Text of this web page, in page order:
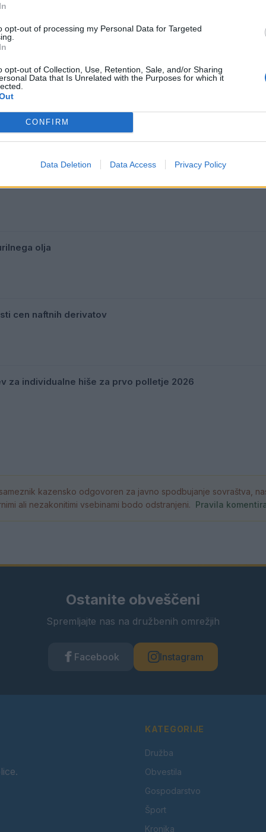
opt-out of processing my Personal Data for Targeted
opt-out of Collection, Use, Retention, Sale, and/or Sharing
Data that Is Unrelated with the Purposes for which it
CONFIRM
Data Deletion Data Access Privacy Policy
o sofinanciranju s strani MNVP.
dizla in kurilnega olja
olja
cen naftnih derivatov
za individualne hiše za prvo polletje 2026
kazensko odgovoren za javno spodbujanje sovraštva,
ali nezakonitimi vsebinami bodo odstranjeni. Pravila
Ostanite obveščeni
Spremljajte nas na družbenih omrežjih
Facebook Instagram
KATEGORIJE
Družba
Obvestila
Gospodarstvo
Šport
Kronika